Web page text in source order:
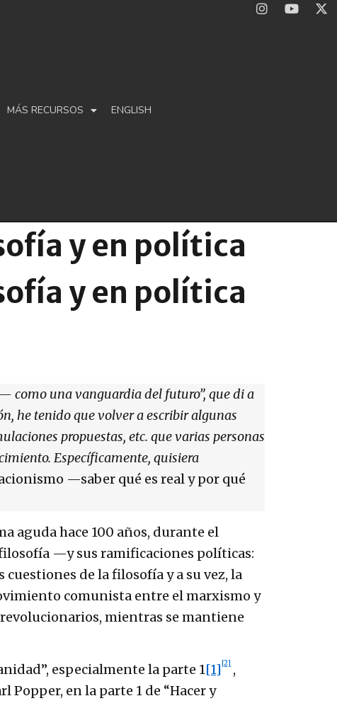
MÁS RECURSOS ENGLISH
y en política
y en política
como una vanguardia del futuro”, que di a
he tenido que volver a escribir algunas
propuestas, etc. que varias personas
Específicamente, quisiera
—saber qué es real y por qué
aguda hace 100 años, durante el
—y sus ramificaciones políticas:
de la filosofía y a su vez, la
comunista entre el marxismo y
mientras se mantiene
especialmente la parte 1[1] [2] ,
en la parte 1 de “Hacer y